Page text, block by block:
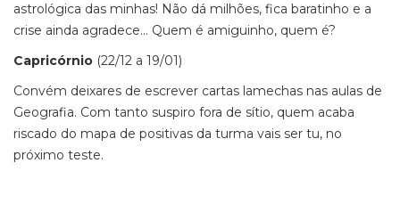
astrológica das minhas! Não dá milhões, fica baratinho e a
crise ainda agradece… Quem é amiguinho, quem é?
Capricórnio (22/12 a 19/01)
Convém deixares de escrever cartas lamechas nas aulas de
Geografia. Com tanto suspiro fora de sítio, quem acaba
riscado do mapa de positivas da turma vais ser tu, no
próximo teste.